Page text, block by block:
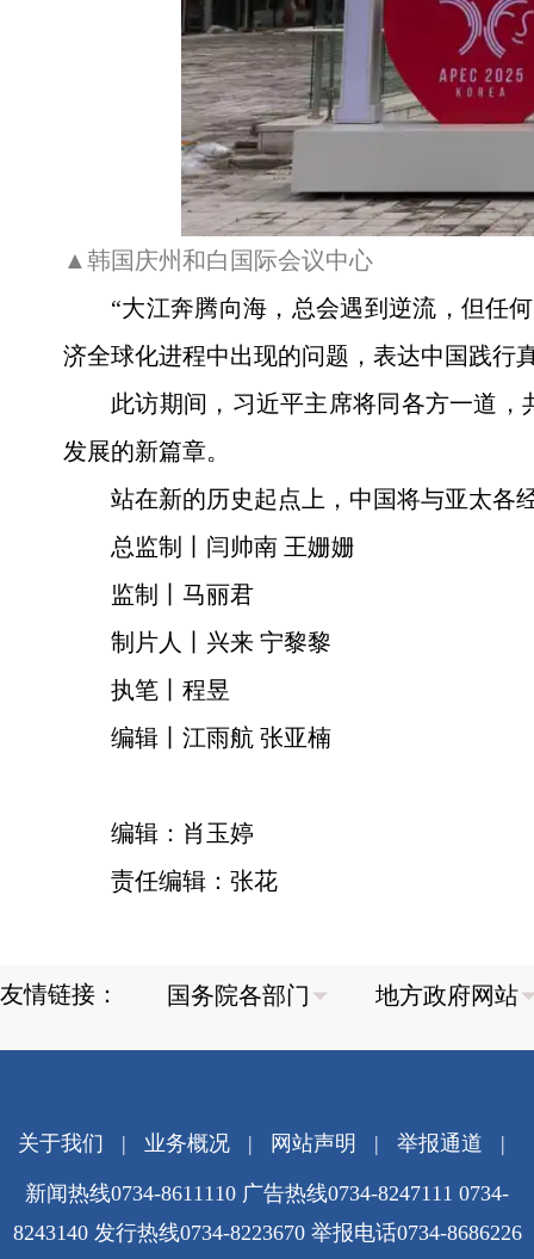
▲韩国庆州和白国际会议中心
“大江奔腾向海，总会遇到逆流，但任
济全球化进程中出现的问题，表达中国践行
此访期间，习近平主席将同各方一道
发展的新篇章。
站在新的历史起点上，中国将与亚太各
总监制丨闫帅南 王姗姗
监制丨马丽君
制片人丨兴来 宁黎黎
执笔丨程昱
编辑丨江雨航 张亚楠
编辑：肖玉婷
责任编辑：张花
友情链接：
关于我们 | 业务概况| 网站声明 | 举报通道 |
新闻热线0734-8611110 广告热线0734-8247111 0734-
8243140 发行热线0734-8223670 举报电话0734-8686226